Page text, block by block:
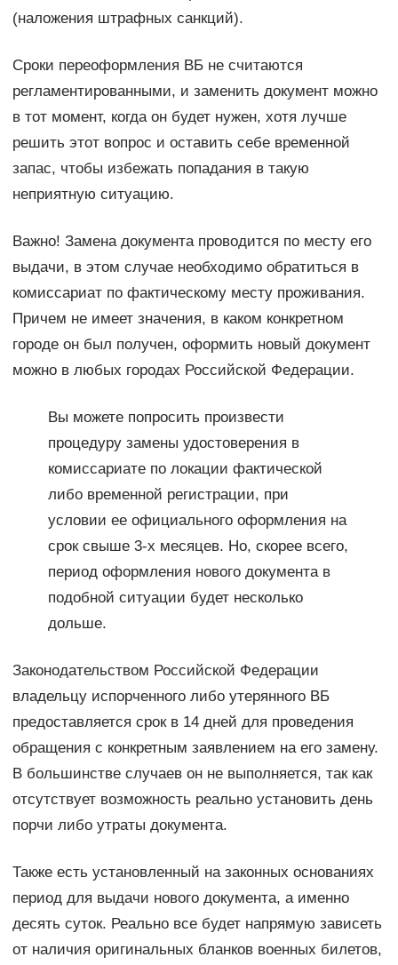
(наложения штрафных санкций).
Сроки переоформления ВБ не считаются
регламентированными, и заменить документ можно
в тот момент, когда он будет нужен, хотя лучше
решить этот вопрос и оставить себе временной
запас, чтобы избежать попадания в такую
неприятную ситуацию.
Важно! Замена документа проводится по месту его
выдачи, в этом случае необходимо обратиться в
комиссариат по фактическому месту проживания.
Причем не имеет значения, в каком конкретном
городе он был получен, оформить новый документ
можно в любых городах Российской Федерации.
Вы можете попросить произвести
процедуру замены удостоверения в
комиссариате по локации фактической
либо временной регистрации, при
условии ее официального оформления на
срок свыше 3-х месяцев. Но, скорее всего,
период оформления нового документа в
подобной ситуации будет несколько
дольше.
Законодательством Российской Федерации
владельцу испорченного либо утерянного ВБ
предоставляется срок в 14 дней для проведения
обращения с конкретным заявлением на его замену.
В большинстве случаев он не выполняется, так как
отсутствует возможность реально установить день
порчи либо утраты документа.
Также есть установленный на законных основаниях
период для выдачи нового документа, а именно
десять суток. Реально все будет напрямую зависеть
от наличия оригинальных бланков военных билетов,